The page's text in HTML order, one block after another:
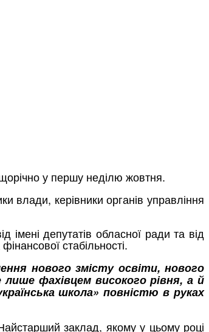
у першу неділю жовтня.
влади, керівники органів управління
депутатів обласної ради та від
стабільності.
нового змісту освіти, нового
фахівцем високого рівня, а й
школа» повністю в руках
заклад, якому у цьому році